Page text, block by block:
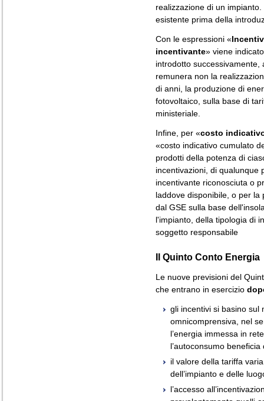
realizzazione di un
esistente prima della
Con le espressioni «
incentivante» viene
introdotto
remunera non la
di anni, la produzione di
fotovoltaico, sulla base di
ministeriale.
Infine, per «costo
«costo indicativo cumulato
prodotti della potenza di
incentivazioni, di qualunque
incentivante riconosciuta o
laddove disponibile, o per
dal GSE sulla base
l'impianto, della tipologia di
soggetto responsabile
Il Quinto Conto Energia
Le nuove previsioni del
che entrano in esercizio
gli incentivi si basino sul
omnicomprensiva, nel
l’energia immessa in
l’autoconsumo
il valore della tariffa
dell’impianto e delle
l’accesso